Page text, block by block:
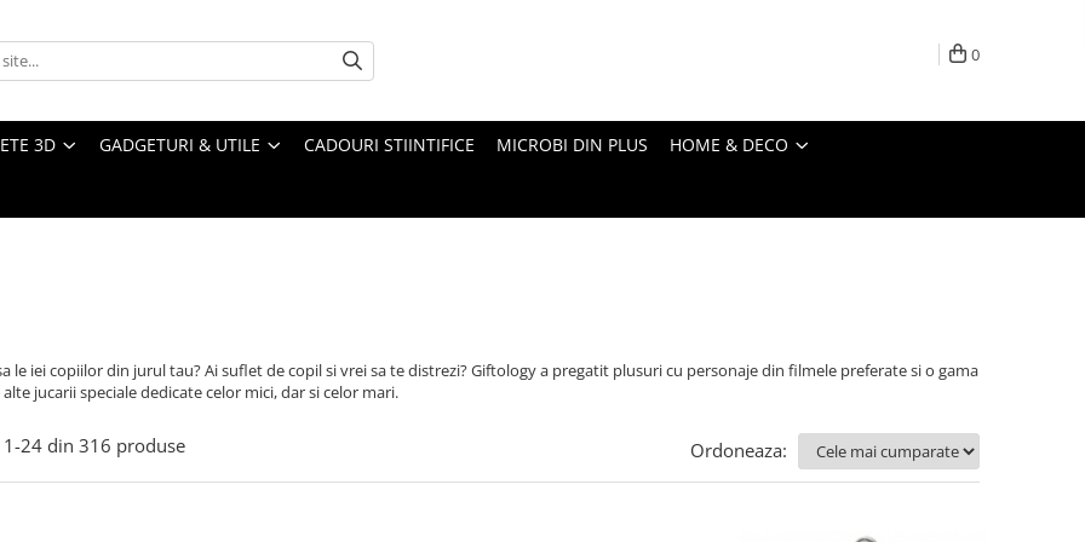
0
3D GADGETURI & UTILE CADOURI STIINTIFICE MICROBI DIN PLUS HOME & DECO
le iei copiilor din jurul tau? Ai suflet de copil si vrei sa te distrezi? Giftology a pregatit plusuri cu personaje din filmele preferate si o gama
jucarii speciale dedicate celor mici, dar si celor mari.
1-24 din 316 produse Ordoneaza: